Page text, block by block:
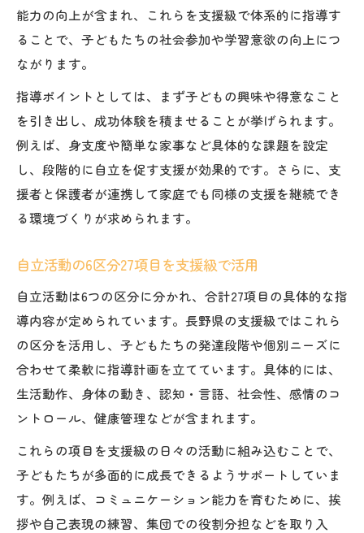
能力の向上が含まれ、これらを支援級で体系的に指導す
ることで、子どもたちの社会参加や学習意欲の向上につ
ながります。
指導ポイントとしては、まず子どもの興味や得意なこと
を引き出し、成功体験を積ませることが挙げられます。
例えば、身支度や簡単な家事など具体的な課題を設定
し、段階的に自立を促す支援が効果的です。さらに、支
援者と保護者が連携して家庭でも同様の支援を継続でき
る環境づくりが求められます。
自立活動の6区分27項目を支援級で活用
自立活動は6つの区分に分かれ、合計27項目の具体的な指
導内容が定められています。長野県の支援級ではこれら
の区分を活用し、子どもたちの発達段階や個別ニーズに
合わせて柔軟に指導計画を立てています。具体的には、
生活動作、身体の動き、認知・言語、社会性、感情のコ
ントロール、健康管理などが含まれます。
これらの項目を支援級の日々の活動に組み込むことで、
子どもたちが多面的に成長できるようサポートしていま
す。例えば、コミュニケーション能力を育むために、挨
拶や自己表現の練習、集団での役割分担などを取り入